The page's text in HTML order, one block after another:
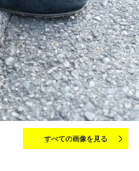
すべての画像を見る